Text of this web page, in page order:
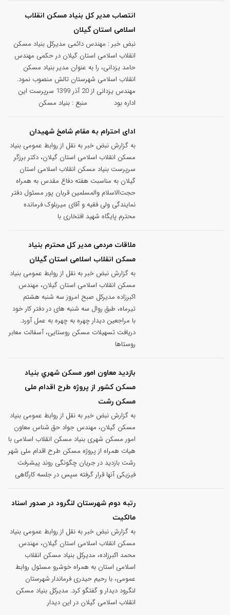
انتصاب مدیر کل بنیاد مسکن انقلاب
اسلامی استان گیلان
نبض خبر : مهندس دائمی مدیرکل بنیاد مسکن
انقلاب اسلامی استان گیلان در حکمی مهندس
حامد یزدانی، را به عنوان مدیر بنیاد مسکن
انقلاب اسلامی شهرستان تالش منصوب نمود.
مهندس یزدانی از 20 آذر 1399 سرپرست این
اداره بود منبع : بنیاد مسکن
ادای احترام به مقام شامخ شهیدان
به گزارش نبض خبر به نقل از روابط عمومی بنیاد
مسکن انقلاب اسلامی استان گیلان، دکتر برزگر
سرپرست بنیاد مسکن انقلاب اسلامی استان
گیلان به مناسبت هفته دفاع مقدس به همراه
حجت‌الاسلام والمسلمین قربان پور مسئول دفتر
نمایندگی ولی فقیه و آقای میربلوک فرمانده
محترم پایگاه شهید افتخاری با
ملاقات مردمی مدیر کل محترم بنیاد
مسکن انقلاب اسلامی استان گیلان
به گزارش نبض خبر به نقل از روابط عمومی بنیاد
مسکن انقلاب اسلامی استان گیلان، مهندس
اکبرزاده مدیرکل صبح امروز سه شنبه هشتم
تیرماه، طبق روال سه شنبه های در دفتر کار خود
با مراجعین دیدار چهره به چهره به عمل آورد.
دریافت تسهیلات مسکن روستایی، آسفالت معابر
روستاها
بازديد معاون امور مسکن شهري بنياد
مسکن کشور از پروژه طرح اقدام ملی
مسکن رشت
به گزارش نبض خبر به نقل از روابط عمومی بنیاد
مسکن گیلان، مهندس جواد حق شناس معاون
امور مسکن شهری بنیاد مسکن انقلاب اسلامی با
هیات همراه از پروژه مسکن طرح اقدام ملی شهر
رشت بازدید در جریان چگونگی روند پیشرفت
فیزیکی آنها قرار گرفته سپس در جلسه کارگاهی
رتبه دوم شهرستان لنگرود در صدور اسناد
مالکیت
به گزارش نبض خبر به نقل از روابط عمومی بنیاد
مسکن انقلاب اسلامی استان گیلان، مهندس
محمد اکبرزاده، مدیرکل بنیاد مسکن انقلاب
اسلامی استان به همراه خوشرو مسئول روابط
عمومی، با رحیم حیدری فرماندار شهرستان
لنگرود دیدار و گفتگو کرد. مدیرکل بنیاد مسکن
انقلاب اسلامی گیلان در این دیدار